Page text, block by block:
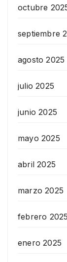
octubre
septiembre
agosto 2025
julio 2025
junio 2025
mayo 2025
abril 2025
marzo 2025
febrero 2025
enero 2025